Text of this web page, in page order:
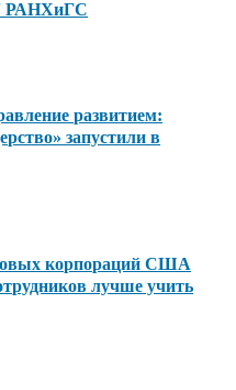
РАНХиГС
развитием:
запустили в
корпораций США
лучше учить